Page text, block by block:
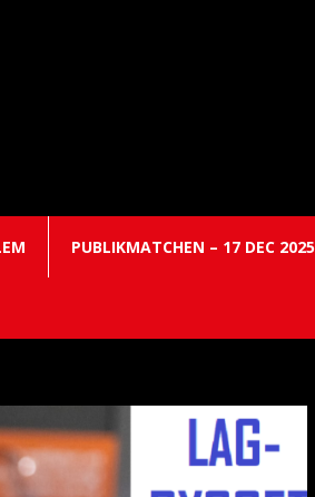
PUBLIKMATCHEN – 17 DEC 2025